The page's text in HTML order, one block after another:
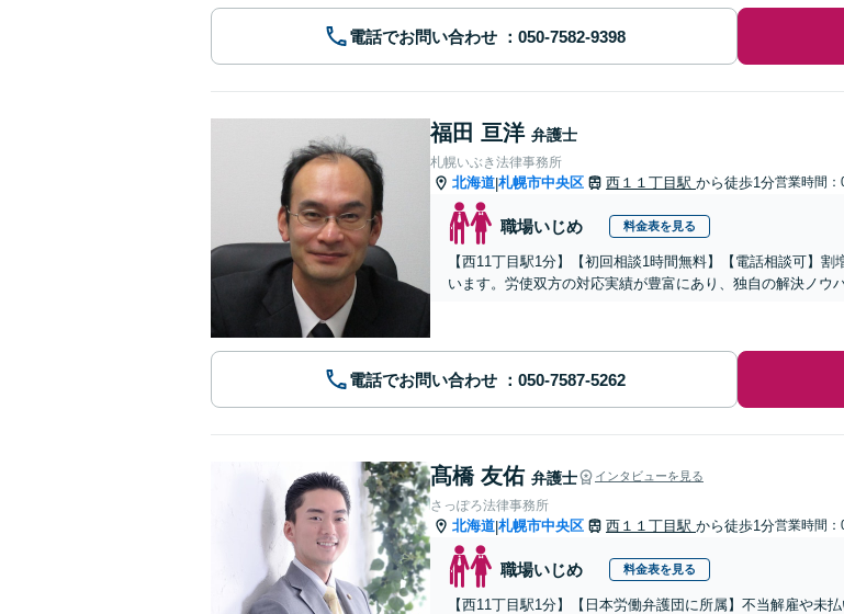
電話でお問い合わせ
福田 亘洋 弁護士
札幌いぶき法律事務所
北海道|札幌市中央区 西１１丁目駅 から徒歩1分営業時間：
職場いじめ 料金表を見る
【西11丁目駅1分】【初回相談1時間無料】【電話相談可】
います。労使双方の対応実績が豊富にあり、独自の解決ノウ
電話でお問い合わせ
髙橋 友佑 弁護士 インタビューを見る
さっぽろ法律事務所
北海道|札幌市中央区 西１１丁目駅 から徒歩1分営業時間：
職場いじめ 料金表を見る
【西11丁目駅1分】【日本労働弁護団に所属】不当解雇や未